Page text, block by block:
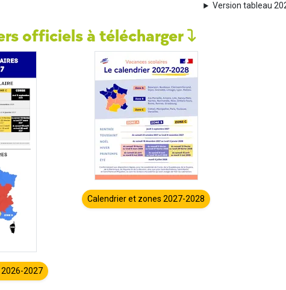
Version tableau
officiels à télécharger
2027
Calendrier et zones 2027-2028